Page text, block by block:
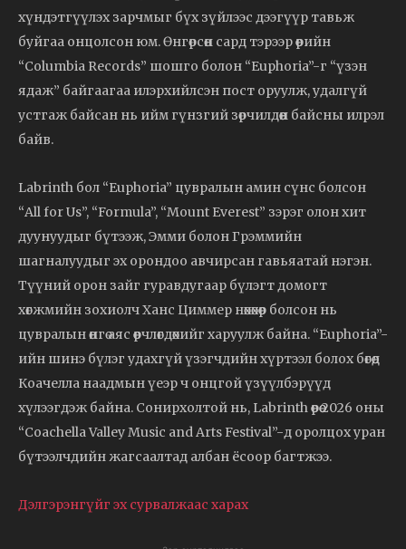
хүндэтгүүлэх зарчмыг бүх зүйлээс дээгүүр тавьж
буйгаа онцолсон юм. Өнгөрсөн сард тэрээр өөрийн
“Columbia Records” шошго болон “Euphoria”-г “үзэн
ядаж” байгаагаа илэрхийлсэн пост оруулж, удалгүй
устгаж байсан нь ийм гүнзгий зөрчилдөөн байсны илрэл
байв.
Labrinth бол “Euphoria” цувралын амин сүнс болсон
“All for Us”, “Formula”, “Mount Everest” зэрэг олон хит
дуунуудыг бүтээж, Эмми болон Грэммийн
шагналуудыг эх орондоо авчирсан гавьяатай нэгэн.
Түүний орон зайг гуравдугаар бүлэгт домогт
хөгжмийн зохиолч Ханс Циммер нөхөхөөр болсон нь
цувралын өнгө аяс өөрчлөгдөхийг харуулж байна. “Euphoria”-
ийн шинэ бүлэг удахгүй үзэгчдийн хүртээл болох бөгөөд
Коачелла наадмын үеэр ч онцгой үзүүлбэрүүд
хүлээгдэж байна. Сонирхолтой нь, Labrinth өөрөө 2026 оны
“Coachella Valley Music and Arts Festival”-д оролцох уран
бүтээлчдийн жагсаалтад албан ёсоор багтжээ.
Дэлгэрэнгүйг эх сурвалжаас харах